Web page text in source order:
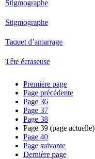
Stigmographe
Stigmographe
Taquet d’amarrage
Tête écraseuse
Première page
Page précédente
Page 36
Page 37
Page 38
Page 39 (page actuelle)
Page 40
Page suivante
Dernière page